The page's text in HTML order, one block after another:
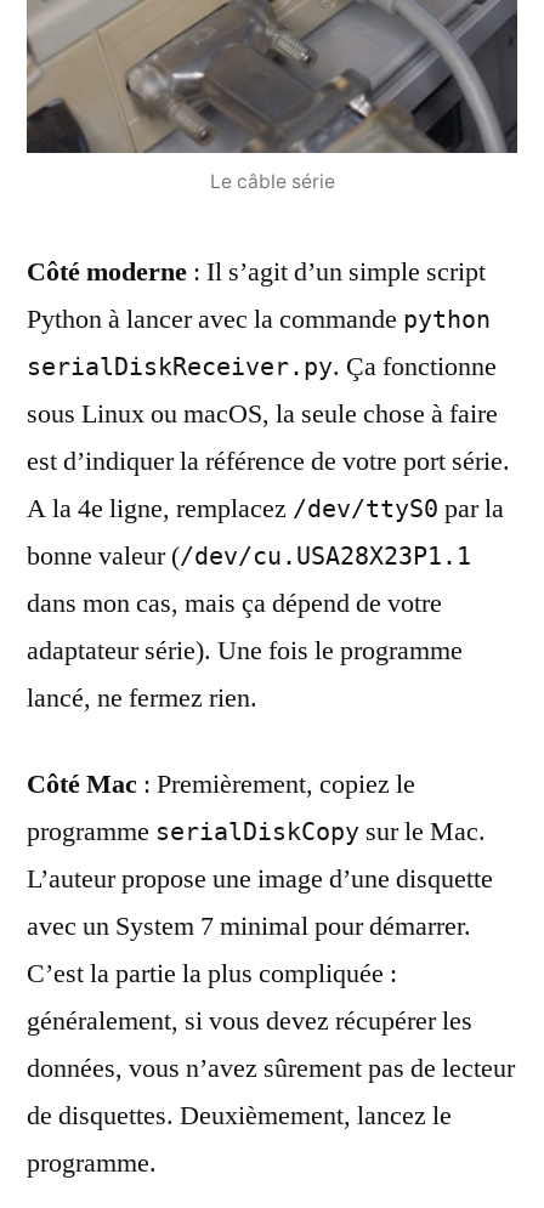
Le câble série
Côté moderne : Il s’agit d’un simple script
Python à lancer avec la commande python
serialDiskReceiver.py. Ça fonctionne
sous Linux ou macOS, la seule chose à faire
est d’indiquer la référence de votre port série.
A la 4e ligne, remplacez /dev/ttyS0 par la
bonne valeur (/dev/cu.USA28X23P1.1
dans mon cas, mais ça dépend de votre
adaptateur série). Une fois le programme
lancé, ne fermez rien.
Côté Mac : Premièrement, copiez le
programme serialDiskCopy sur le Mac.
L’auteur propose une image d’une disquette
avec un System 7 minimal pour démarrer.
C’est la partie la plus compliquée :
généralement, si vous devez récupérer les
données, vous n’avez sûrement pas de lecteur
de disquettes. Deuxièmement, lancez le
programme.